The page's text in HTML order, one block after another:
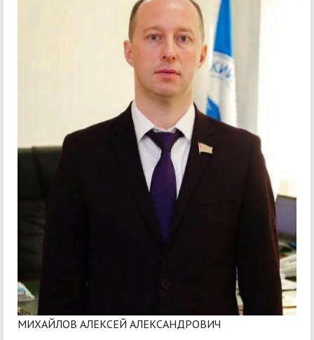
МИХАЙЛОВ АЛЕКСЕЙ АЛЕКСАНДРОВИЧ